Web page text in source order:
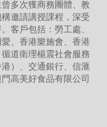
多次獲商務團體、教
邀請講授課程，深受
客戶包括：勞工處、
、香港樂施會、香港
道衛理楊震社會服務
）、交通銀行、信滙
高美好食品有限公司